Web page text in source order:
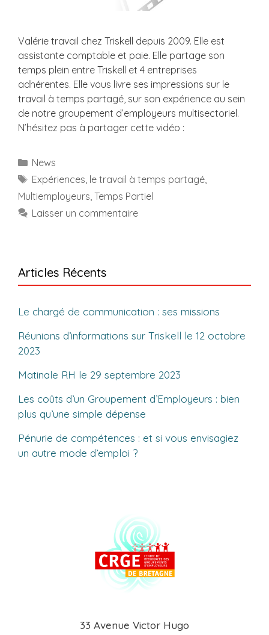
Valérie travail chez Triskell depuis 2009. Elle est
assistante comptable et paie. Elle partage son
temps plein entre Triskell et 4 entreprises
adhérentes. Elle vous livre ses impressions sur le
travail à temps partagé, sur son expérience au sein
de notre groupement d’employeurs multisectoriel.
N’hésitez pas à partager cette vidéo :
Catégories
News
Étiquettes
Expériences le travail à temps partagé,
Multiemployeurs Temps Partiel
Laisser un commentaire
Articles Récents
Le chargé de communication : ses missions
Réunions d’informations sur Triskell le 12 octobre
2023
Matinale RH le 29 septembre 2023
Les coûts d’un Groupement d’Employeurs : bien
plus qu’une simple dépense
Pénurie de compétences : et si vous envisagiez
un autre mode d’emploi ?
33 Avenue Victor Hugo